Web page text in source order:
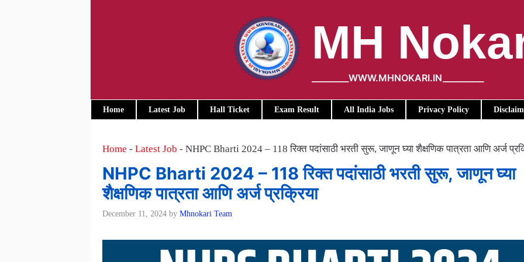
MH
_________WWW.MHNOKARI.IN__________
Home Latest Job Hall Ticket Exam Result All India Jobs Privacy Policy
Home - Latest Job - NHPC Bharti 2024 – 118 रिक्त पदांसाठी भरती सुरू, जाणून घ्या शैक्षणिक पात्रता आणि अर्ज
NHPC Bharti 2024 – 118 रिक्त पदांसाठी भरती सुरू, जाणून घ्या
शैक्षणिक पात्रता आणि अर्ज प्रक्रिया
December 11, 2024 by Mhnokari Team